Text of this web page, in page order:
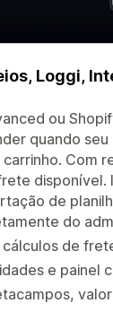
Loggi,
ou
quando
Com
de
do
de
e painel